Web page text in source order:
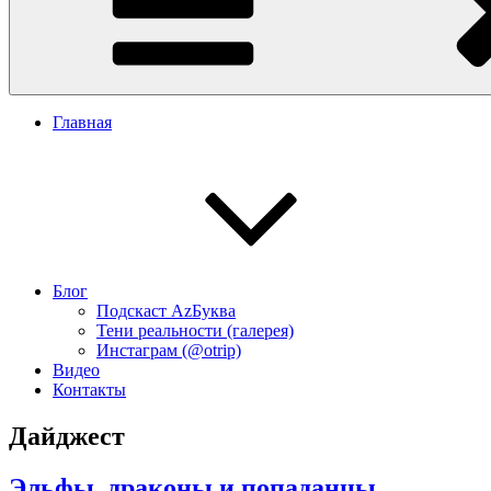
Главная
Блог
Подскаст АzБуква
Тени реальности (галерея)
Инстаграм (@otrip)
Видео
Контакты
Дайджест